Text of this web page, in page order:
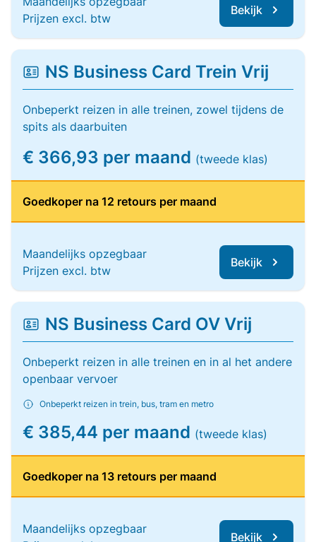
Prijzen excl. btw
Bekijk
NS Business Card Trein Vrij
Onbeperkt reizen in alle treinen, zowel tijdens de
spits als daarbuiten
€ 366,93 per maand (tweede klas)
Goedkoper na 12 retours per maand
Maandelijks opzegbaar
Prijzen excl. btw
Bekijk
NS Business Card OV Vrij
Onbeperkt reizen in alle treinen en in al het andere
openbaar vervoer
Onbeperkt reizen in trein, bus, tram en metro
€ 385,44 per maand (tweede klas)
Goedkoper na 13 retours per maand
Maandelijks opzegbaar
Bekijk